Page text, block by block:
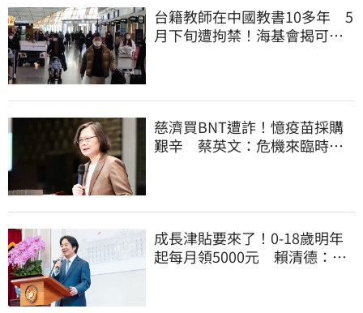
台籍教師在中國教書10多年 5
月下旬遭拘禁！海基會揭可能
慈濟買BNT遭詐！憶疫苗採購
艱辛 蔡英文：危機來臨時務
成長津貼要來了！0-18歲明年
起每月領5000元 賴清德：此